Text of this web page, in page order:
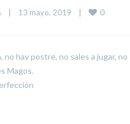
13 mayo, 2019 0
hay postre, no sales a jugar, no
Magos.